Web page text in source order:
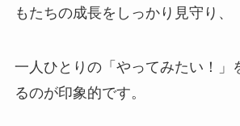
もたちの成長をしっかり見守り、
一人ひとりの「やってみたい！」
るのが印象的です。